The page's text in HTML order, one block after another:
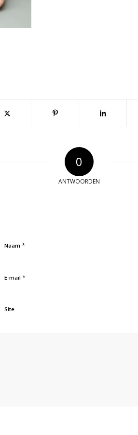
0
ANTWOORDEN
Naam *
E-mail *
Site